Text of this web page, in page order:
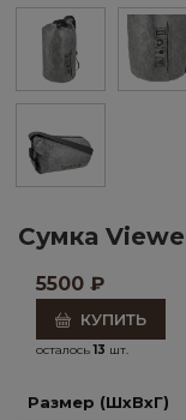
Сумка
5500 ₽
КУПИТЬ
осталось13 шт.
Размер (ШхВхГ)